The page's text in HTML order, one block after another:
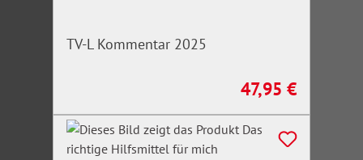
TV-L Kommentar 2025
Regulärer Preis:
47,95 €